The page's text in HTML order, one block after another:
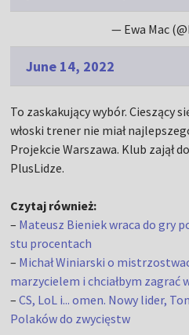
— Ewa Mac
June 14, 2022
To zaskakujący wybór. Cieszący
włoski trener nie miał
Projekcie Warszawa. Klub zajął
PlusLidze.
Czytaj również:
– Mateusz Bieniek wraca do gry
stu procentach
– Michał Winiarski o
marzycielem i chciałbym zagrać
–CS, LoL i... omen. Nowy lider,
Polaków do zwycięstw